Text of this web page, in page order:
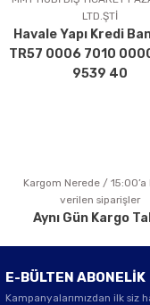
Ürün bilgilerinde
Ürün fiyatı diğer
Bu ürüne benzer
LTD.ŞTİ
Havale Yapı Kredi
TR57 0006 7010
9539 40
Kargom Nerede / 15:00’a
verilen siparişler
Aynı Gün Kargo
E-BÜLTEN ABONELİK
Kampanyalarımızdan ilk siz